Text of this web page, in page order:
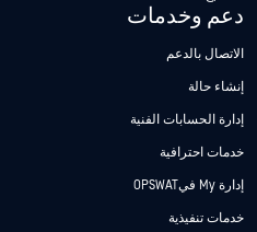
دعم وخدمات
الاتصال بالدعم
إنشاء حالة
إدارة الحسابات الفنية
خدمات احترافية
إدارة My فيOPSWAT
خدمات تنفيذية